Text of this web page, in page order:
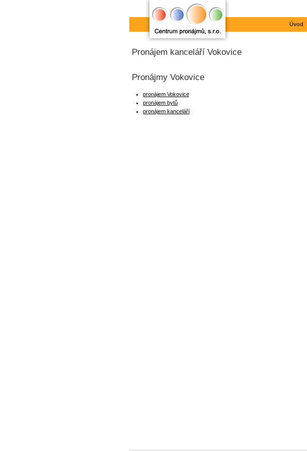
Pronájem kanceláří Vokovice
Pronájmy Vokovice
pronájem Vokovice
pronájem bytů
pronájem kanceláří
Úvod